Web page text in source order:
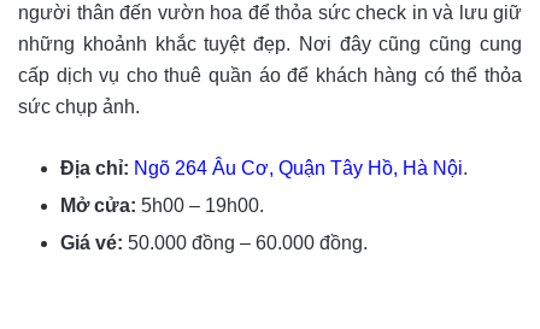
người thân đến vườn hoa để thỏa sức check in và lưu giữ
những khoảnh khắc tuyệt đẹp. Nơi đây cũng cũng cung
cấp dịch vụ cho thuê quần áo để khách hàng có thể thỏa
sức chụp ảnh.
Địa chỉ: Ngõ 264 Âu Cơ, Quận Tây Hồ, Hà Nội.
Mở cửa: 5h00 – 19h00.
Giá vé: 50.000 đồng – 60.000 đồng.